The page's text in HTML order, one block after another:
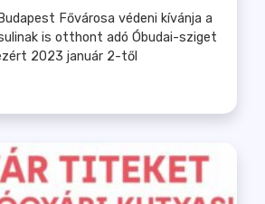
Fővárosa védeni kívánja a
is otthont adó Óbudai-sziget
2023 január 2-től